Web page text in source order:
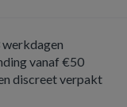
vanaf €50
discreet verpakt